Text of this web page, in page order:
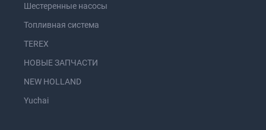
Шестеренные насосы
Топливная система
TEREX
НОВЫЕ ЗАПЧАСТИ
NEW HOLLAND
Yuchai